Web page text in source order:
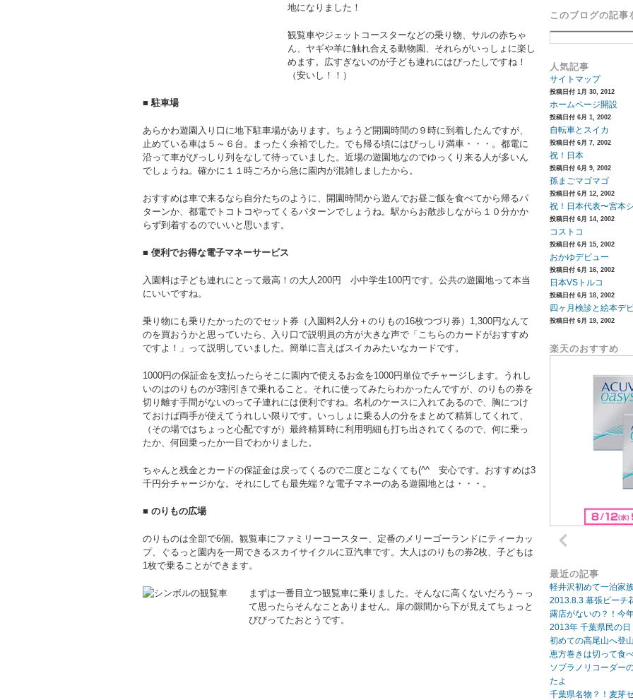
地になりました！
観覧車やジェットコースターなどの乗り物、サルの赤ちゃ
ん、ヤギや羊に触れ合える動物園、それらがいっしょに楽し
めます。広すぎないのが子ども連れにはぴったしですね！
（安いし！！）
■ 駐車場
あらかわ遊園入り口に地下駐車場があります。ちょうど開園時間の９時に到着したんですが、
止めている車は５～６台。まったく余裕でした。でも帰る頃にはびっしり満車・・・。都電に
沿って車がびっしり列をなして待っていました。近場の遊園地なのでゆっくり来る人が多いん
でしょうね。確かに１１時ごろから急に園内が混雑しましたから。
おすすめは車で来るなら自分たちのように、開園時間から遊んでお昼ご飯を食べてから帰るパ
ターンか、都電でトコトコやってくるパターンでしょうね。駅からお散歩しながら１０分かか
らず到着するのでいいと思います。
■ 便利でお得な電子マネーサービス
入園料は子ども連れにとって最高！の大人200円 小中学生100円です。公共の遊園地って本当
にいいですね。
乗り物にも乗りたかったのでセット券（入園料2人分＋のりもの16枚つづり券）1,300円なんて
のを買おうかと思っていたら、入り口で説明員の方が大きな声で「こちらのカードがおすすめ
ですよ！」って説明していました。簡単に言えばスイカみたいなカードです。
1000円の保証金を支払ったらそこに園内で使えるお金を1000円単位でチャージします。うれし
いのはのりものが3割引きで乗れること。それに使ってみたらわかったんですが、のりもの券を
切り離す手間がないのって子連れには便利ですね。名札のケースに入れてあるので、胸につけ
ておけば両手が使えてうれしい限りです。いっしょに乗る人の分をまとめて精算してくれて、
（その場ではちょっと心配ですが）最終精算時に利用明細も打ち出されてくるので、何に乗っ
たか、何回乗ったか一目でわかりました。
ちゃんと残金とカードの保証金は戻ってくるので二度とこなくても(^^ゞ安心です。おすすめは3
千円分チャージかな。それにしても最先端？な電子マネーのある遊園地とは・・・。
■ のりもの広場
のりものは全部で6個。観覧車にファミリーコースター、定番のメリーゴーランドにティーカッ
プ、ぐるっと園内を一周できるスカイサイクルに豆汽車です。大人はのりもの券2枚、子どもは
1枚で乗ることができます。
まずは一番目立つ観覧車に乗りました。そんなに高くないだろう～っ
て思ったらそんなことありません。扉の隙間から下が見えてちょっと
びびってたおとうです。
このブログの記事
人気記事
サイトマップ
投稿日付 1月 30, 2012
ホームページ開設
投稿日付 6月 1, 2002
自転車とスイカ
投稿日付 6月 7, 2002
祝！日本
投稿日付 6月 9, 2002
孫まごマゴマゴ
投稿日付 6月 12, 2002
祝！日本代表〜宮本
投稿日付 6月 14, 2002
コストコ
投稿日付 6月 15, 2002
おかゆデビュー
投稿日付 6月 16, 2002
日本VSトルコ
投稿日付 6月 18, 2002
四ヶ月検診と絵本デ
投稿日付 6月 19, 2002
楽天のおすすめ
最近の記事
軽井沢初めて一泊家
2013.8.3 幕張ビーチ
露店がないの？！今
2013年 千葉県民の
初めての高尾山へ登
恵方巻きは切って食
ソプラノリコーダー
たよ
千葉県名物？！麦芽